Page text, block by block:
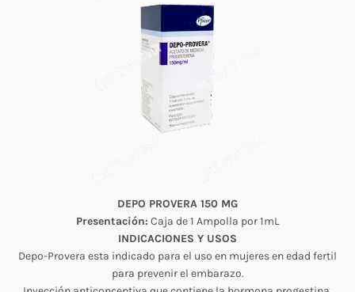
DEPO PROVERA 150 MG
Presentación: Caja de 1 Ampolla por 1mL
INDICACIONES Y USOS
Depo-Provera esta indicado para el uso en mujeres en edad fertil
para prevenir el embarazo.